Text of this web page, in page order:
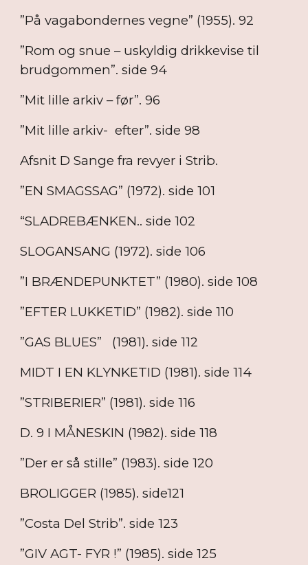
”På vagabondernes vegne” (1955). 92
”Rom og snue – uskyldig drikkevise til
brudgommen”. side 94
”Mit lille arkiv – før”. 96
”Mit lille arkiv- efter”. side 98
Afsnit D Sange fra revyer i Strib.
”EN SMAGSSAG” (1972). side 101
“SLADREBÆNKEN.. side 102
SLOGANSANG (1972). side 106
”I BRÆNDEPUNKTET” (1980). side 108
”EFTER LUKKETID” (1982). side 110
”GAS BLUES” (1981). side 112
MIDT I EN KLYNKETID (1981). side 114
”STRIBERIER” (1981). side 116
D. 9 I MÅNESKIN (1982). side 118
”Der er så stille” (1983). side 120
BROLIGGER (1985). side121
”Costa Del Strib”. side 123
”GIV AGT- FYR !” (1985). side 125